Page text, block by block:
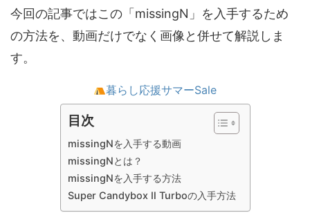
今回の記事ではこの「missingN」を入手するため
の方法を、動画だけでなく画像と併せて解説しま
す。
暮らし応援サマーSale
目次
missingNを入手する動画
missingNとは？
missingNを入手する方法
Super Candybox Ⅱ Turboの入手方法